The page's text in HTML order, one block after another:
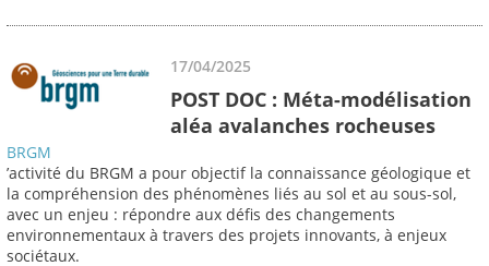
17/04/2025
POST DOC : Méta-modélisation
aléa avalanches rocheuses
BRGM
’activité du BRGM a pour objectif la connaissance géologique et
la compréhension des phénomènes liés au sol et au sous-sol,
avec un enjeu : répondre aux défis des changements
environnementaux à travers des projets innovants, à enjeux
sociétaux.